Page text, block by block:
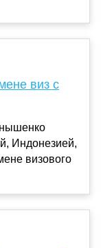
виз с
Индонезией,
визового